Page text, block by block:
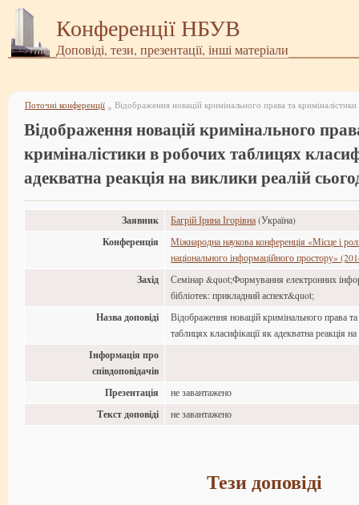
Конференції НБУВ
Доповіді, тези, презентації, інші матеріали
Поточні конференції »
Відображення новацій кримінального
криміналістики в робочих таблицях
адекватна реакція на виклики реалій
Заявник Багрій Ірина Ігорівна (Україна)
Конференція
Міжнародна наукова конференція «Місце і
національного інформаційного простору»
Захід
Семінар &quot;Формування електронних
бібліотек: прикладний аспект&quot;
Назва доповіді
Відображення новацій кримінального права
таблицях класифікації як адекватна реакція
Інформація про
співдоповідачів
Презентація
не завантажено
Текст доповіді не завантажено
Тези доповіді